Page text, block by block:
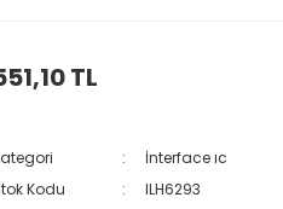
TL
İnterface ıc
Kodu
ILH6293